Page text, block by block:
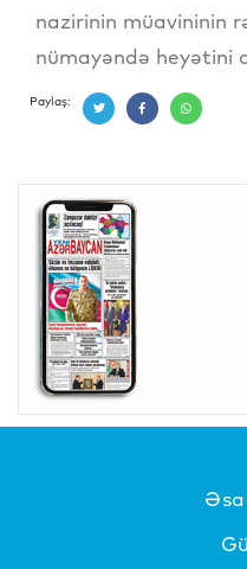
nazirinin müavininin
nümayəndə heyətini
Paylaş: